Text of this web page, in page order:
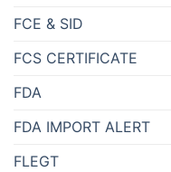
FCE & SID
FCS CERTIFICATE
FDA
FDA IMPORT ALERT
FLEGT